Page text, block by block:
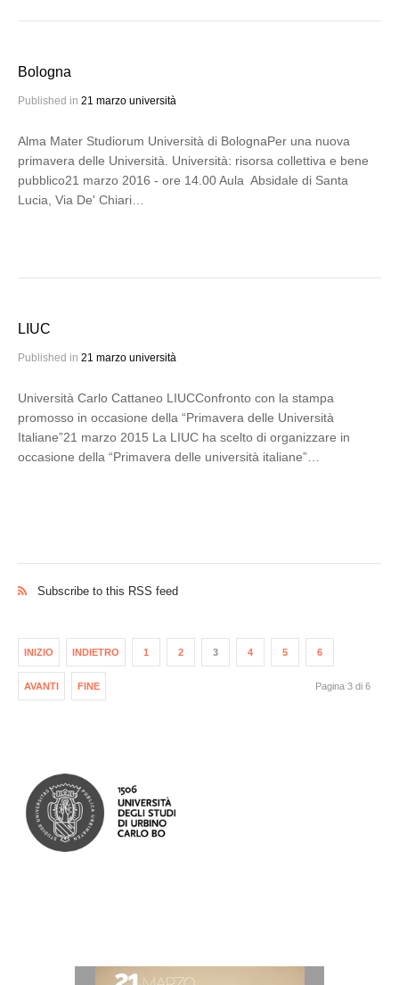
Bologna
Published in 21 marzo università
Alma Mater Studiorum Università di BolognaPer una nuova
primavera delle Università. Università: risorsa collettiva e bene
pubblico21 marzo 2016 - ore 14.00 Aula Absidale di Santa
Lucia, Via De' Chiari…
LIUC
Published in 21 marzo università
Università Carlo Cattaneo LIUCConfronto con la stampa
promosso in occasione della “Primavera delle Università
Italiane”21 marzo 2015 La LIUC ha scelto di organizzare in
occasione della “Primavera delle università italiane”…
Subscribe to this RSS feed
INIZIO INDIETRO 1 2 3 4 5 6
AVANTI FINE Pagina 3 di 6